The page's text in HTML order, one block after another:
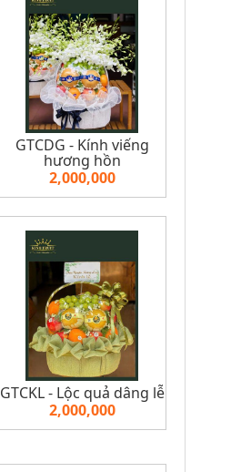
GTCDG - Kính viếng
hương hồn
2,000,000
GTCKL - Lộc quả dâng lễ
2,000,000